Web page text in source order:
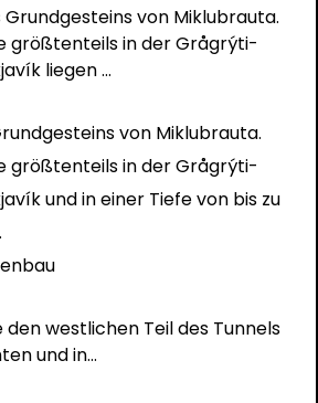
von Miklubrauta.
größtenteils in der Grågrýti-
und in einer Tiefe von bis zu